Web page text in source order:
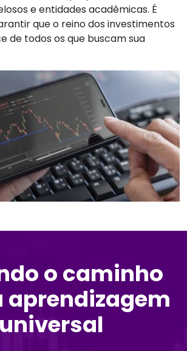
e entidades acadêmicas. É
que o reino dos investimentos
de todos os que buscam sua
o caminho
aprendizagem
universal